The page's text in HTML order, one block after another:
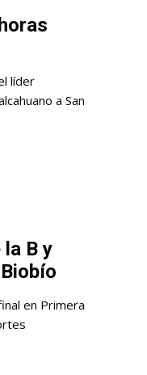
líder
a San
B y
en Primera